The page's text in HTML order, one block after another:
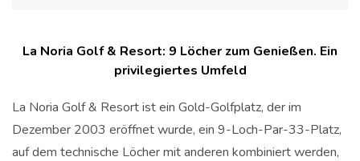
La Noria Golf & Resort: 9 Löcher zum Genießen. Ein
privilegiertes Umfeld
La Noria Golf & Resort ist ein Gold-Golfplatz, der im
Dezember 2003 eröffnet wurde, ein 9-Loch-Par-33-Platz,
auf dem technische Löcher mit anderen kombiniert werden,